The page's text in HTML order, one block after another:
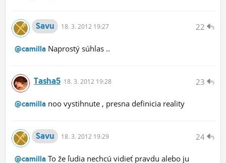
22
Savu 18. 3. 2012 19:27
@camilla Naprostý súhlas ..
23
Tasha5 18. 3. 2012 19:28
@camilla noo vystihnute , presna definicia reality
24
Savu 18. 3. 2012 19:29
@camilla To že ľudia nechcú vidieť pravdu alebo ju